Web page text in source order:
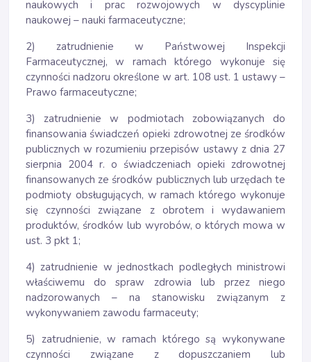
naukowych i prac rozwojowych w dyscyplinie
naukowej – nauki farmaceutyczne;
2) zatrudnienie w Państwowej Inspekcji
Farmaceutycznej, w ramach którego wykonuje się
czynności nadzoru określone w art. 108 ust. 1 ustawy –
Prawo farmaceutyczne;
3) zatrudnienie w podmiotach zobowiązanych do
finansowania świadczeń opieki zdrowotnej ze środków
publicznych w rozumieniu przepisów ustawy z dnia 27
sierpnia 2004 r. o świadczeniach opieki zdrowotnej
finansowanych ze środków publicznych lub urzędach te
podmioty obsługujących, w ramach którego wykonuje
się czynności związane z obrotem i wydawaniem
produktów, środków lub wyrobów, o których mowa w
ust. 3 pkt 1;
4) zatrudnienie w jednostkach podległych ministrowi
właściwemu do spraw zdrowia lub przez niego
nadzorowanych – na stanowisku związanym z
wykonywaniem zawodu farmaceuty;
5) zatrudnienie, w ramach którego są wykonywane
czynności związane z dopuszczaniem lub